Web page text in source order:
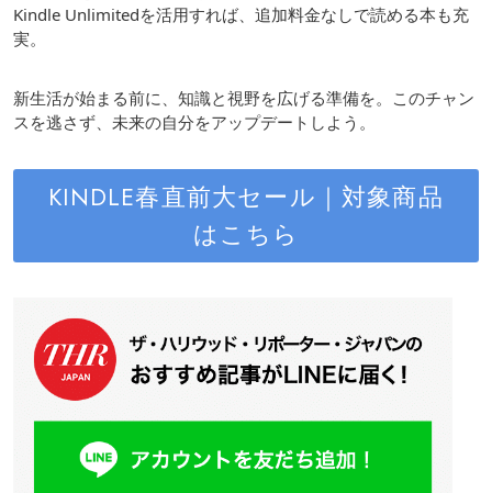
Kindle Unlimitedを活用すれば、追加料金なしで読める本も充
実。
新生活が始まる前に、知識と視野を広げる準備を。このチャン
スを逃さず、未来の自分をアップデートしよう。
KINDLE春直前大セール｜対象商品
はこちら